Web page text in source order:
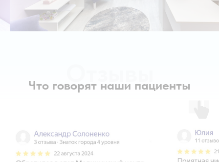
Что говорят наши пациенты